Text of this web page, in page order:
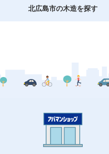
北広島市の木造を探す